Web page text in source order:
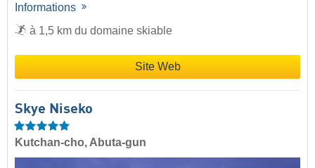
Informations
à 1,5 km du domaine skiable
Site Web
Skye Niseko
Kutchan-cho, Abuta-gun